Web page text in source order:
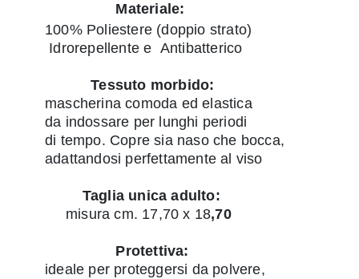
Materiale:
100% Poliestere (doppio strato)
Idrorepellente e Antibatterico
Tessuto morbido:
mascherina comoda ed elastica
da indossare per lunghi periodi
di tempo. Copre sia naso che bocca,
adattandosi perfettamente al viso
Taglia unica adulto:
misura cm. 17,70 x 18,70
Protettiva:
ideale per proteggersi da polvere,